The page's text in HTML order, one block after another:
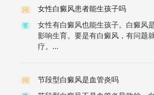
问 女性白癜风患者能生孩子吗
答
女性有白癜风也能生孩子。白癜风
影响生育。要是有白癜风，有问题
疗。...
问 节段型白癜风是血管炎吗